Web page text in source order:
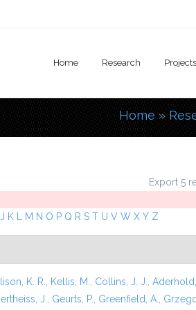
Home Research Projects
You
Home »
Export 5
J K M N O P Q R S T U V W X Y Z
K. R. Kellis, M. Collins, J. J.
J. Geurts, P. Greenfield, A.